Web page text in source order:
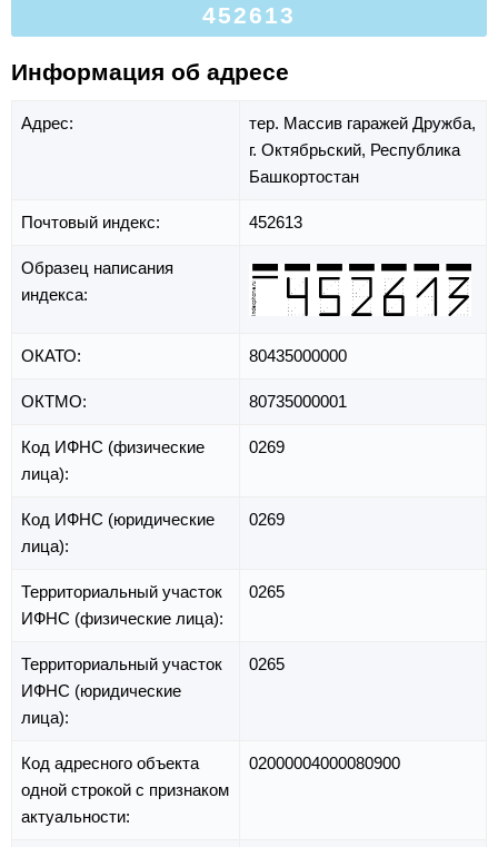
452613
Информация об адресе
Адрес:
тер. Массив гаражей Дружба,
г. Октябрьский, Республика
Башкортостан
Почтовый индекс: 452613
Образец написания
индекса:
ОКАТО: 80435000000
ОКТМО: 80735000001
Код ИФНС (физические
лица):
0269
Код ИФНС (юридические
лица):
0269
Территориальный участок
ИФНС (физические лица):
0265
Территориальный участок
ИФНС (юридические
лица):
0265
Код адресного объекта
одной строкой с признаком
актуальности:
02000004000080900